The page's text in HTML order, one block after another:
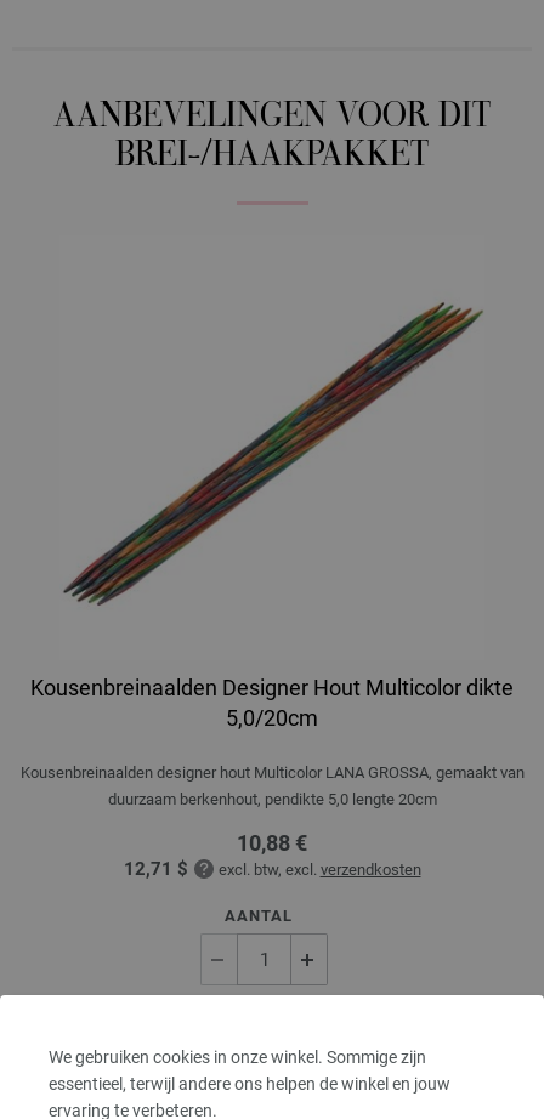
We gebruiken cookies in onze winkel. Sommige zijn
essentieel, terwijl andere ons helpen de winkel en jouw
ervaring te verbeteren.
AANBEVELINGEN VOOR DIT
BREI-/HAAKPAKKET
Kousenbreinaalden Designer Hout Multicolor dikte
5,0/20cm
Kousenbreinaalden designer hout Multicolor LANA GROSSA, gemaakt van
duurzaam berkenhout, pendikte 5,0 lengte 20cm
10,88 €
12,71 $ excl. btw, excl. verzendkosten
AANTAL
Op mijn boodschappenlijstje